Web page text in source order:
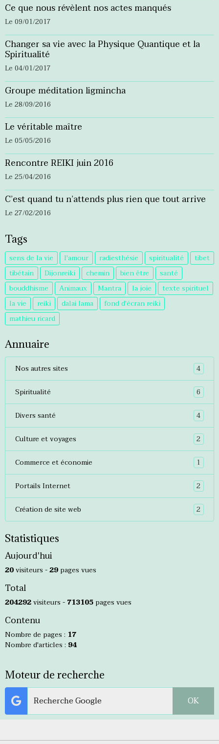
Ce que nous révèlent nos actes manqués
Le 09/01/2017
Changer sa vie avec la Physique Quantique et la
Spiritualité
Le 04/01/2017
Groupe méditation ligmincha
Le 28/09/2016
Le véritable maître
Le 05/05/2016
Rencontre REIKI juin 2016
Le 25/04/2016
C’est quand tu n’attends plus rien que tout arrive
Le 27/02/2016
Tags
sens de la vie l'amour radiesthésie spiritualité
tibet
tibétain
Dijonreiki chemin bien être
santé
bouddhisme
Animaux Mantra la joie
texte spirituel
la vie
reiki dalai lama
fond d'écran reiki
mathieu ricard
Annuaire
Nos autres sites 4
Spiritualité 6
Divers santé 4
Culture et voyages 2
Commerce et économie 1
Portails Internet 2
Création de site web 2
Statistiques
Aujourd'hui
20visiteurs -29 pages vues
Total
204292visiteurs - 713105 pages vues
Contenu
Nombre de pages : 17
Nombre d'articles : 94
Moteur de recherche
OK